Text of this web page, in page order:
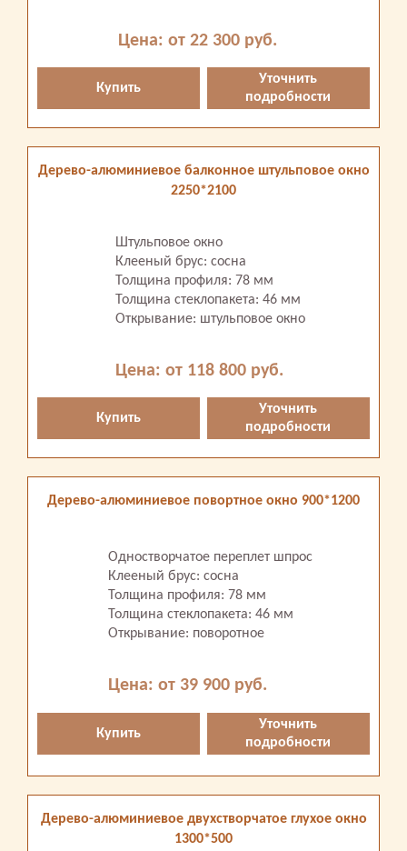
Цена: от 22 300 руб.
Купить
Уточнить
подробности
Дерево-алюминиевое балконное штульповое окно
2250*2100
Штульповое окно
Клееный брус: сосна
Толщина профиля: 78 мм
Толщина стеклопакета: 46 мм
Открывание: штульповое окно
Цена: от 118 800 руб.
Купить
Уточнить
подробности
Дерево-алюминиевое повортное окно 900*1200
Одностворчатое переплет шпрос
Клееный брус: сосна
Толщина профиля: 78 мм
Толщина стеклопакета: 46 мм
Открывание: поворотное
Цена: от 39 900 руб.
Купить
Уточнить
подробности
Дерево-алюминиевое двухстворчатое глухое окно
1300*500